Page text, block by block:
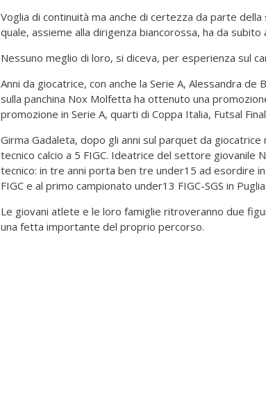
Voglia di continuità ma anche di certezza da parte
quale, assieme alla dirigenza biancorossa, ha da
Nessuno meglio di loro, si diceva, per esperienza sul
Anni da giocatrice, con anche la Serie A, Alessandra de
sulla panchina Nox Molfetta ha ottenuto una
promozione in Serie A, quarti di Coppa Italia, Futsal
Girma Gadaleta, dopo gli anni sul parquet da
tecnico calcio a 5 FIGC. Ideatrice del settore giovanile
tecnico: in tre anni porta ben tre under15 ad esordire
FIGC e al primo campionato under13 FIGC-SGS in Puglia.
Le giovani atlete e le loro famiglie ritroveranno due
una fetta importante del proprio percorso.